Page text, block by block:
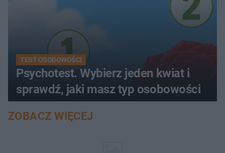
TEST OSOBOWOŚCI
Psychotest. Wybierz jeden kwiat i
sprawdź, jaki masz typ osobowości
ZOBACZ WIĘCEJ